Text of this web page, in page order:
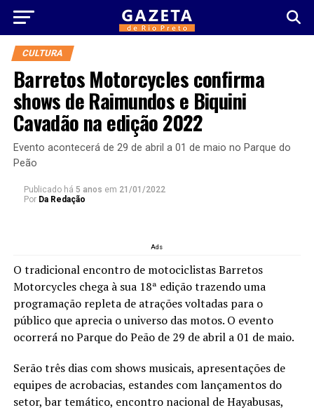
CULTURA
Barretos Motorcycles confirma
shows de Raimundos e Biquini
Cavadão na edição 2022
Evento acontecerá de 29 de abril a 01 de maio no Parque do
Peão
Publicado há 5 anos em 21/01/2022
Por Da Redação
Ads
O tradicional encontro de motociclistas Barretos
Motorcycles chega à sua 18ª edição trazendo uma
programação repleta de atrações voltadas para o
público que aprecia o universo das motos. O evento
ocorrerá no Parque do Peão de 29 de abril a 01 de maio.
Serão três dias com shows musicais, apresentações de
equipes de acrobacias, estandes com lançamentos do
setor, bar temático, encontro nacional de Hayabusas,